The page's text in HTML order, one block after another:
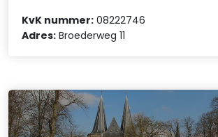
KvK nummer: 08222746
Adres: Broederweg 11